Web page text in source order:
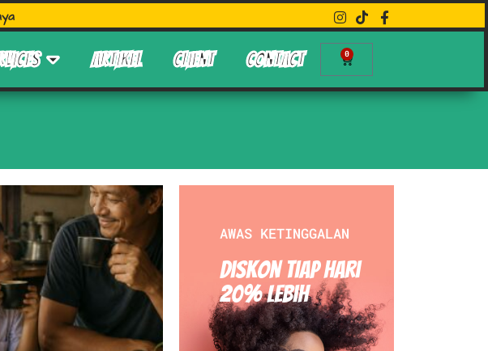
ARTIKEL CLIENT CONTACT 0
AWAS KETINGGALAN
Diskon Tiap hari
20% Lebih